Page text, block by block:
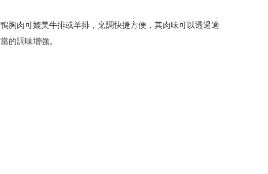
鴨胸肉可媲美牛排或羊排，烹調快捷方便，其肉味可以透過適
當的調味增強。